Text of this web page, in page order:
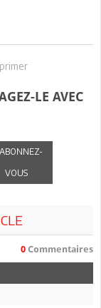
LE AVEC
VOUS
0 Commentaires